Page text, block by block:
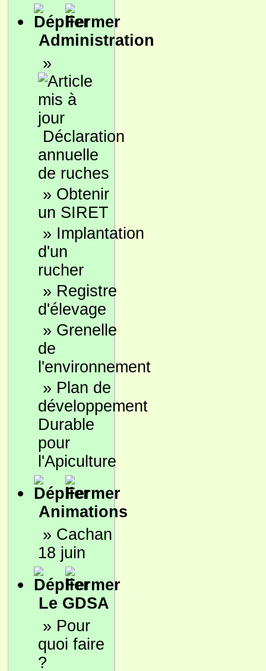
Administration
»
Déclaration
annuelle
de ruches
» Obtenir
un SIRET
» Implantation
d'un
rucher
» Registre
d'élevage
» Grenelle
de
l'environnement
» Plan de
développement
Durable
pour
l'Apiculture
Animations
» Cachan
18 juin
Le GDSA
» Pour
quoi faire
?